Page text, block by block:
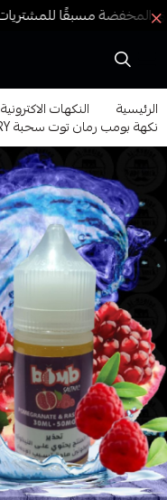
الرئيسية النكهات الاكترونية
نكهة بومب رمان توت سحبة BOMB POMEGRANATE & RASPBERRY